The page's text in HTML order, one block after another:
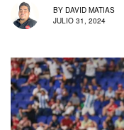
BY DAVID MATIAS
JULIO 31, 2024